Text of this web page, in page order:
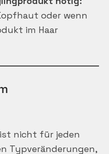
oder wenn
im Haar
nicht für jeden
Typveränderungen,